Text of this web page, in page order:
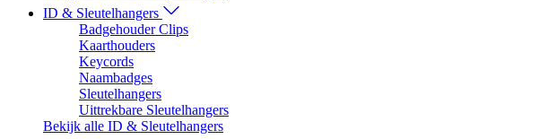
ID & Sleutelhangers
Badgehouder Clips
Kaarthouders
Keycords
Naambadges
Sleutelhangers
Uittrekbare Sleutelhangers
Bekijk alle ID & Sleutelhangers